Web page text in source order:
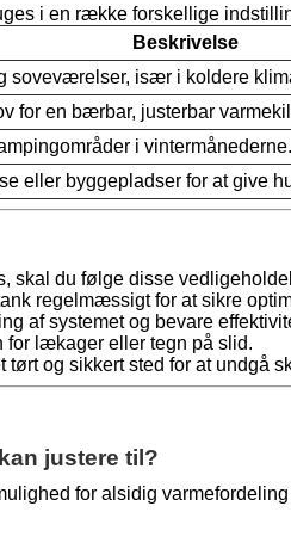
i en række forskellige
Beskrivelse
soveværelser, især i koldere
for en bærbar, justerbar
i vintermånederne.
eller byggepladser for at give
skal du følge disse
regelmæssigt for at sikre
af systemet og bevare
lækager eller tegn på slid.
og sikkert sted for at undgå
justere til?
for alsidig